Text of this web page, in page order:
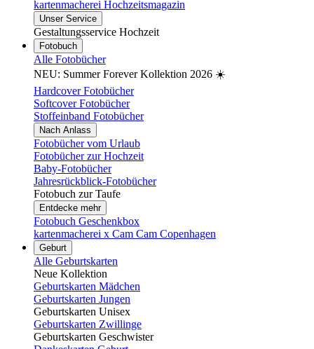
kartenmacherei Hochzeitsmagazin
Unser Service
Gestaltungsservice Hochzeit
Fotobuch
Alle Fotobücher
NEU: Summer Forever Kollektion 2026 ☀️
Hardcover Fotobücher
Softcover Fotobücher
Stoffeinband Fotobücher
Nach Anlass
Fotobücher vom Urlaub
Fotobücher zur Hochzeit
Baby-Fotobücher
Jahresrückblick-Fotobücher
Fotobuch zur Taufe
Entdecke mehr
Fotobuch Geschenkbox
kartenmacherei x Cam Cam Copenhagen
Geburt
Alle Geburtskarten
Neue Kollektion
Geburtskarten Mädchen
Geburtskarten Jungen
Geburtskarten Unisex
Geburtskarten Zwillinge
Geburtskarten Geschwister